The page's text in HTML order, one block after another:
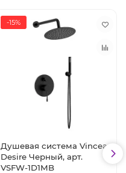
-15%
Душевая система Vincea
Desire Черный, арт.
VSFW-1D1MB